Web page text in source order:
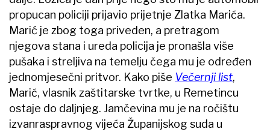
propucan policiji prijavio prijetnje Zlatka Marića.
Marić je zbog toga priveden, a pretragom
njegova stana i ureda policija je pronašla više
pušaka i streljiva na temelju čega mu je određen
jednomjesečni pritvor. Kako piše Večernji list,
Marić, vlasnik zaštitarske tvrtke, u Remetincu
ostaje do daljnjeg. Jamčevina mu je na ročištu
izvanraspravnog vijeća Županijskog suda u